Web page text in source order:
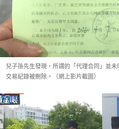
兒子孫先生發現，所謂的「代理合同」並
交易紀錄被刪除。（網上影片截圖）